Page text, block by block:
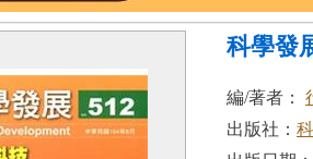
科學發
編/著者：
出版社：